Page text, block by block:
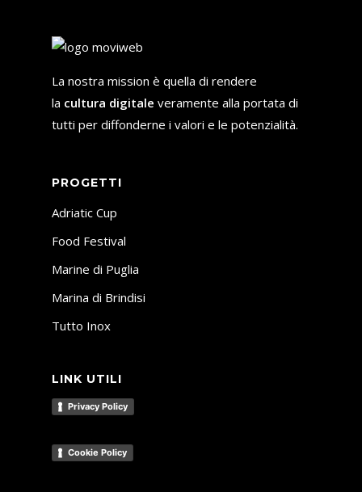
La nostra mission è quella di rendere
la cultura digitale veramente alla portata di
tutti per diffonderne i valori e le potenzialità.
PROGETTI
Adriatic Cup
Food Festival
Marine di Puglia
Marina di Brindisi
Tutto Inox
LINK UTILI
Privacy Policy
Cookie Policy